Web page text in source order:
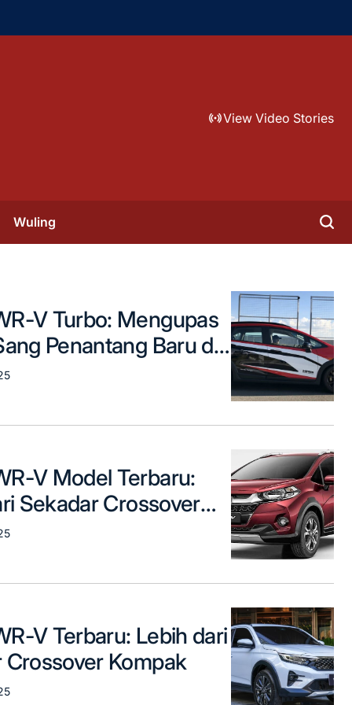
View Video Stories
Wuling
V Turbo: Mengupas
Penantang Baru di
Kompak
V Model Terbaru:
Sekadar Crossover
V Terbaru: Lebih dari
Crossover Kompak